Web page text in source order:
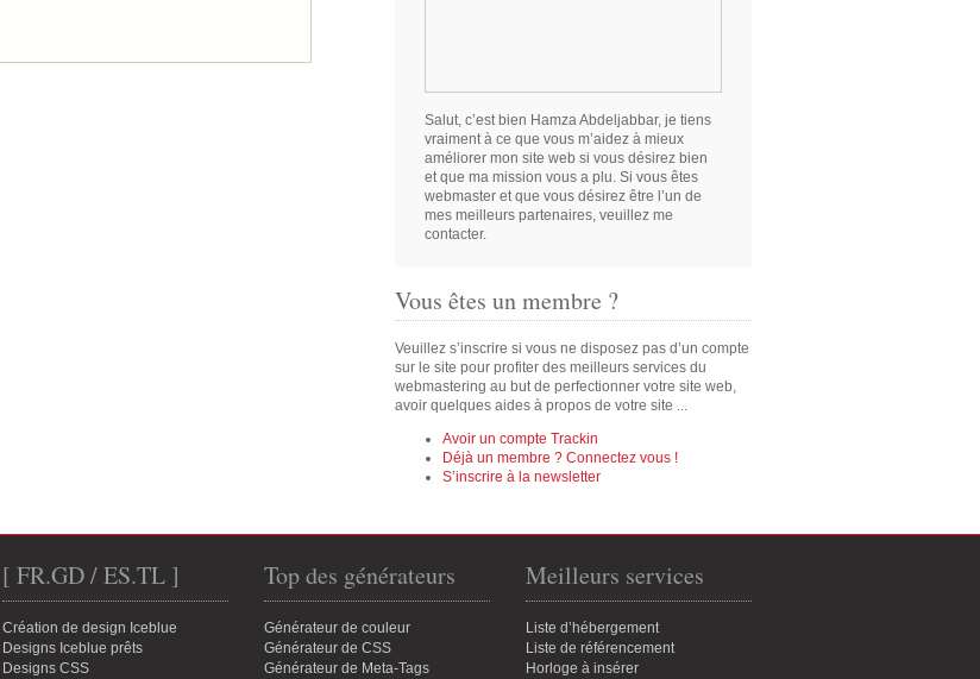
Salut, c’est bien Hamza Abdeljabbar, je tiens
vraiment à ce que vous m’aidez à mieux
améliorer mon site web si vous désirez bien
et que ma mission vous a plu. Si vous êtes
webmaster et que vous désirez être l’un de
mes meilleurs partenaires, veuillez me
contacter.
Vous êtes un membre ?
Veuillez s’inscrire si vous ne disposez pas d’un compte
sur le site pour profiter des meilleurs services du
webmastering au but de perfectionner votre site web,
avoir quelques aides à propos de votre site ...
Avoir un compte Trackin
Déjà un membre ? Connectez vous !
S’inscrire à la newsletter
Meilleurs services
Liste d’hébergement
Liste de référencement
Horloge à insérer
Top des générateurs
Générateur de couleur
Générateur de CSS
Générateur de Meta-Tags
[ FR.GD / ES.TL ]
Création de design Iceblue
Designs Iceblue prêts
Designs CSS